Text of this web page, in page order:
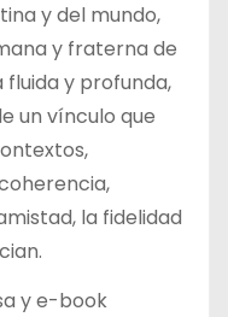
y del mundo,
y fraterna de
fluida y profunda,
un vínculo que
la fidelidad
y e-book